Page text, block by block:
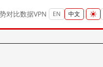
对比数据VPN EN 中文